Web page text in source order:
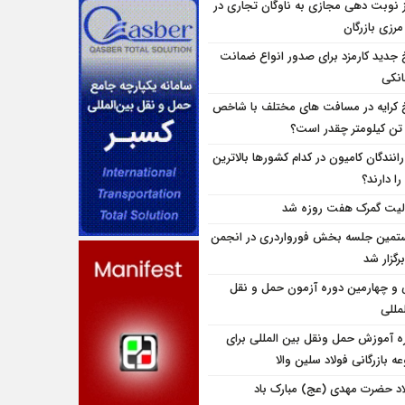
نوبت دهی مجازی به ناوگان تجاری در
مرزی بازرگان
جدید کارمزد برای صدور انواع ضمانت
کرایه در مسافت‌ های مختلف با شاخص
کیلومتر چقدر است؟
کامیون در کدام کشورها بالاترین
دارند؟
گمرک هفت روزه شد
جلسه بخش فورواردری در انجمن
شد
چهارمین دوره آزمون حمل و نقل
آموزش حمل ونقل بین المللی برای
بازرگانی فولاد سلین والا
حضرت مهدی (عج) مبارک باد